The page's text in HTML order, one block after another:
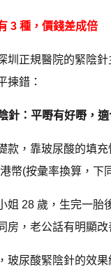
3 種，價錢差成倍
規醫院的緊陰針主
揀錯：
針：平嘢有好嘢，
，靠玻尿酸的填充
幣(按彙率換算，下
28 歲，生完一胎後
房，老公話有明顯改
尿酸緊陰針的效果